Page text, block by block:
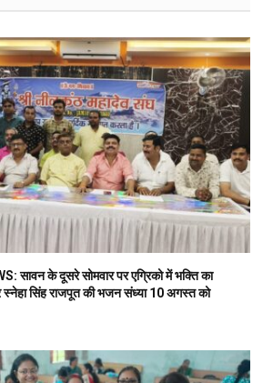
सावन के दूसरे सोमवार पर एग्रिको में भक्ति का
सिंह राजपूत की भजन संध्या 10 अगस्त को